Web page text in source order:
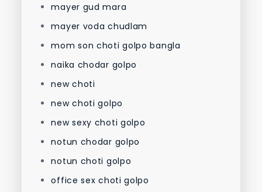
mayer gud mara
mayer voda chudlam
mom son choti golpo bangla
naika chodar golpo
new choti
new choti golpo
new sexy choti golpo
notun chodar golpo
notun choti golpo
office sex choti golpo